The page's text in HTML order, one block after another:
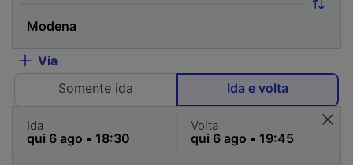
Via
Somente ida
Ida e volta
Ida Volta